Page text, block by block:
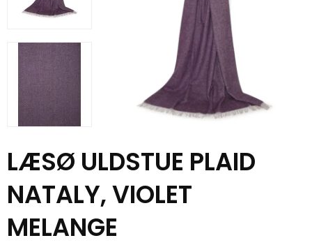
LÆSØ ULDSTUE PLAID
NATALY, VIOLET
MELANGE